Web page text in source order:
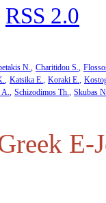
RSS 2.0
N. Charitidou S.
Katsika E. Koraki E.
Schizodimos Th.
Skubas
E-